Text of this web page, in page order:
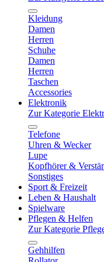
Kleidung
Damen
Herren
Schuhe
Damen
Herren
Taschen
Accessories
Elektronik
Zur Kategorie
Telefone
Uhren & Wecker
Lupe
Kopfhörer &
Sonstiges
Sport & Freizeit
Leben & Haushalt
Spielware
Pflegen & Helfen
Zur Kategorie
Gehhilfen